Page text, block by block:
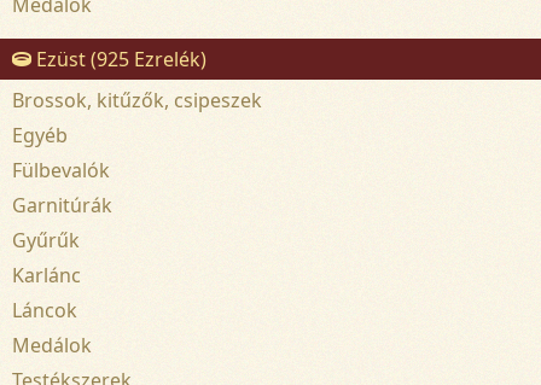
Ezüst (925 Ezrelék)
Brossok, kitűzők, csipeszek
Egyéb
Fülbevalók
Garnitúrák
Gyűrűk
Karlánc
Láncok
Medálok